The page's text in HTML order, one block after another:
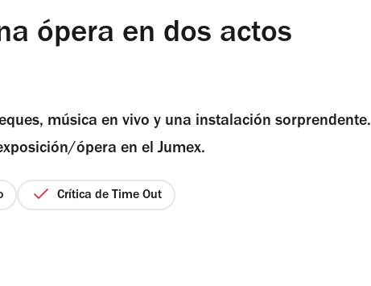
ópera en dos actos
música en vivo y una instalación sorprendente.
ópera en el Jumex.
Crítica de Time Out